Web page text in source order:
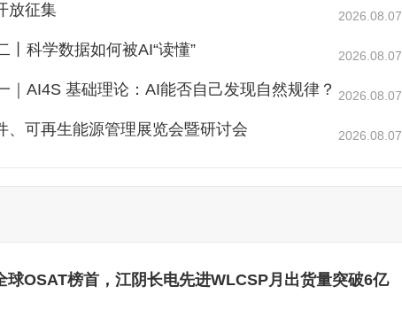
放征集 2026.08.07
科学数据如何被AI“读懂” 2026.08.07
｜AI4S 基础理论：AI能否自己发现自然规律？ 2026.08.07
、可再生能源管理展览会暨研讨会 2026.08.07
球OSAT榜首，江阴长电先进WLCSP月出货量突破6亿